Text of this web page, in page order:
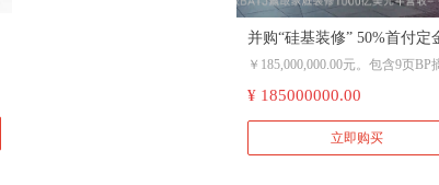
并购“硅基装修” 50%首付定金，
附赠十七中手机器人30分钟
互动时间。18600115577.
￥185,000,000.00元。包含9页BP
000亿。详情可先拍后直接面聊。
¥ 185000000.00
立即购买